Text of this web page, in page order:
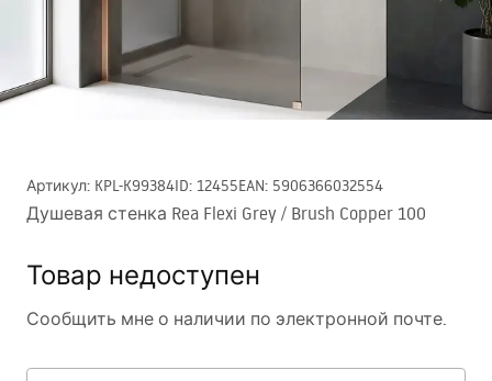
Артикул: KPL-K99384ID: 12455EAN: 5906366032554
Душевая стенка Rea Flexi Grey / Brush Copper 100
Товар недоступен
Сообщить мне о наличии по электронной почте.